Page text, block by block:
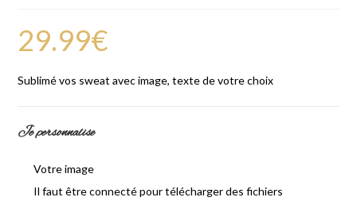
29.99€
Sublimé vos sweat avec image, texte de votre choix
Je personnalise
Votre image
Il faut être connecté pour télécharger des fichiers